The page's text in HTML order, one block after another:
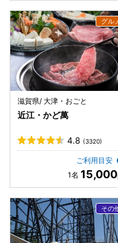
滋賀県/ 大津・おごと
近江・かど萬
4.8 (3320)
ご利用目安
15,000